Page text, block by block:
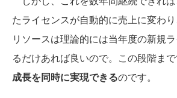
たライセンスが自動的に売上に変わ
リソースは理論的には当年度の新規
るだけあれば良いので。この段階まで
成長を同時に実現できるのです。